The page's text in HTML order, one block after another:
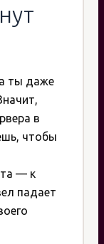
ты даже
в
чтобы
— к
падает